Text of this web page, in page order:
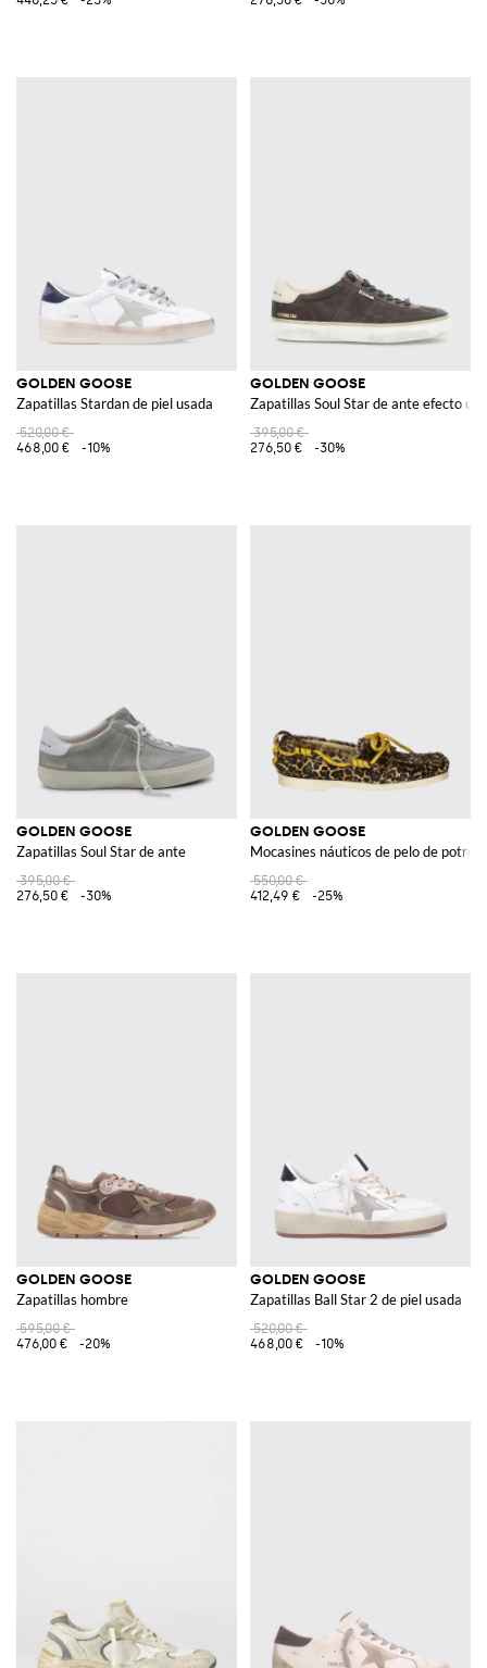
GOLDEN GOOSE
Zapatillas Stardan de piel usada
520,00 €
468,00 €
-10%
GOLDEN GOOSE
Zapatillas Soul Star de ante efecto
395,00 €
276,50 €
-30%
GOLDEN GOOSE
Zapatillas Soul Star de ante
395,00 €
276,50 €
-30%
GOLDEN GOOSE
Mocasines náuticos de pelo de potro
550,00 €
412,49 €
-25%
GOLDEN GOOSE
Zapatillas hombre
595,00 €
476,00 €
-20%
GOLDEN GOOSE
Zapatillas Ball Star 2 de piel usada
520,00 €
468,00 €
-10%